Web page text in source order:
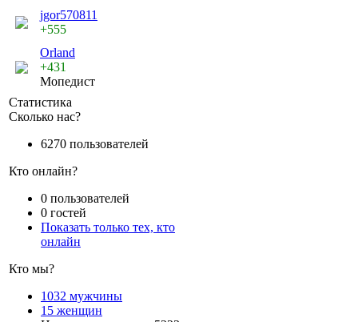
jgor570811
+555
Orland
+431
Мопедист
Статистика
Сколько нас?
6270 пользователей
Кто онлайн?
0 пользователей
0 гостей
Показать только тех, кто
онлайн
Кто мы?
1032 мужчины
15 женщин